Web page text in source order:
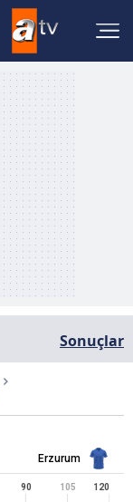
Sonuçlar
Erzurum
90 105 120